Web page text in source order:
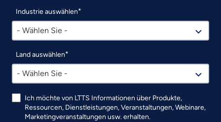
Industrie auswählen
- Wählen Sie -
Land auswählen
- Wählen Sie -
Ich möchte von LTTS Informationen über Produkte,
Ressourcen, Dienstleistungen, Veranstaltungen, Webinare,
Marketingveranstaltungen usw. erhalten.